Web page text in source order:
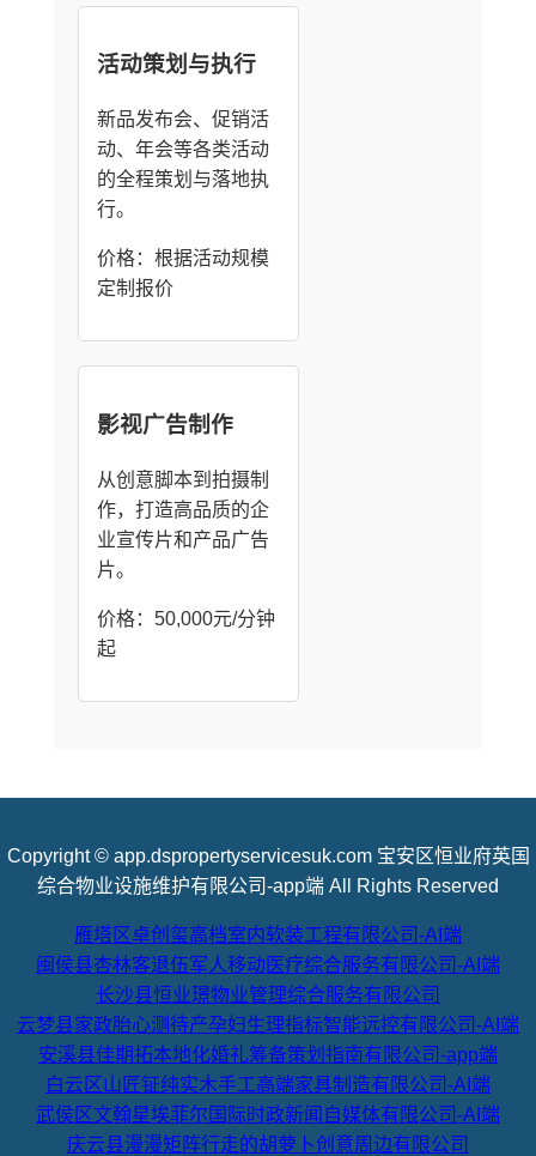
活动策划与执行
新品发布会、促销活
动、年会等各类活动
的全程策划与落地执
行。
价格：根据活动规模
定制报价
影视广告制作
从创意脚本到拍摄制
作，打造高品质的企
业宣传片和产品广告
片。
价格：50,000元/分钟
起
Copyright © app.dspropertyservicesuk.com 宝安区恒业府英国
综合物业设施维护有限公司-app端 All Rights Reserved
雁塔区卓创玺高档室内软装工程有限公司-AI端
闽侯县杏林客退伍军人移动医疗综合服务有限公司-AI端
长沙县恒业璟物业管理综合服务有限公司
云梦县家政胎心测待产孕妇生理指标智能远控有限公司-AI端
安溪县佳期拓本地化婚礼筹备策划指南有限公司-app端
白云区山匠钲纯实木手工高端家具制造有限公司-AI端
武侯区文翰星埃菲尔国际时政新闻自媒体有限公司-AI端
庆云县漫漫矩阵行走的胡萝卜创意周边有限公司